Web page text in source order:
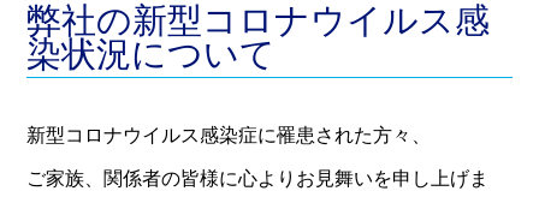
弊社の新型コロナウイルス感
染状況について
新型コロナウイルス感染症に罹患された方々、
ご家族、関係者の皆様に心よりお見舞いを申し上げま